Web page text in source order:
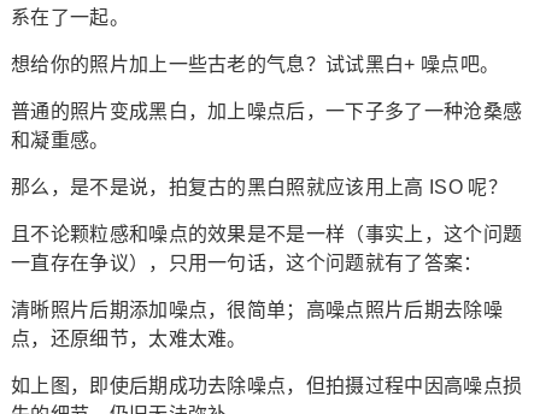
系在了一起。
想给你的照片加上一些古老的气息？试试黑白+ 噪点吧。
普通的照片变成黑白，加上噪点后，一下子多了一种沧桑感
和凝重感。
那么，是不是说，拍复古的黑白照就应该用上高 ISO 呢？
且不论颗粒感和噪点的效果是不是一样（事实上，这个问题
一直存在争议），只用一句话，这个问题就有了答案：
清晰照片后期添加噪点，很简单；高噪点照片后期去除噪
点，还原细节，太难太难。
如上图，即使后期成功去除噪点，但拍摄过程中因高噪点损